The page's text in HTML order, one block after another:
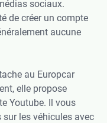
sociaux.
de créer un compte
aucune
au Europcar
elle propose
Youtube. Il vous
les véhicules avec